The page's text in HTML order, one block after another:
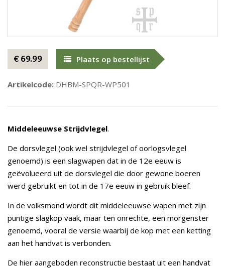
€ 69.99 Plaats op bestellijst
Artikelcode: DHBM-SPQR-WP501
Middeleeuwse Strijdvlegel.
De dorsvlegel (ook wel strijdvlegel of oorlogsvlegel
genoemd) is een slagwapen dat in de 12e eeuw is
geëvolueerd uit de dorsvlegel die door gewone boeren
werd gebruikt en tot in de 17e eeuw in gebruik bleef.
In de volksmond wordt dit middeleeuwse wapen met zijn
puntige slagkop vaak, maar ten onrechte, een morgenster
genoemd, vooral de versie waarbij de kop met een ketting
aan het handvat is verbonden.
De hier aangeboden reconstructie bestaat uit een handvat